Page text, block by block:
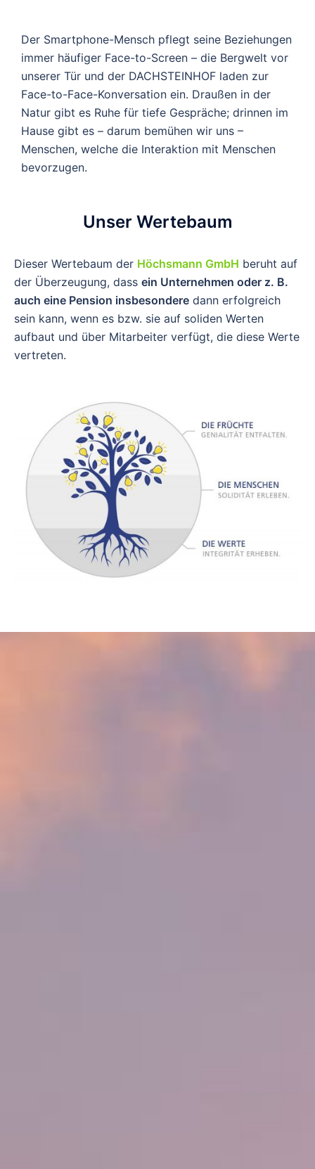
Der Smartphone-Mensch pflegt seine Beziehungen
immer häufiger Face-to-Screen – die Bergwelt vor
unserer Tür und der DACHSTEINHOF laden zur
Face-to-Face-Konversation ein. Draußen in der
Natur gibt es Ruhe für tiefe Gespräche; drinnen im
Hause gibt es – darum bemühen wir uns –
Menschen, welche die Interaktion mit Menschen
bevorzugen.
Unser Wertebaum
Dieser Wertebaum der Höchsmann GmbH beruht auf
der Überzeugung, dass ein Unternehmen oder z. B.
auch eine Pension insbesondere dann erfolgreich
sein kann, wenn es bzw. sie auf soliden Werten
aufbaut und über Mitarbeiter verfügt, die diese Werte
vertreten.